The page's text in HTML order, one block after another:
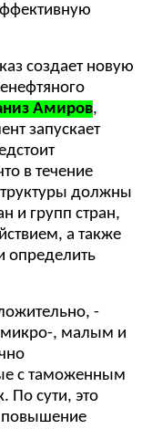
создает новую
Амиров,
запускает
в течение
должны
и групп стран,
а также
определить
-
микро-, малым и
с таможенным
По сути, это
повышение